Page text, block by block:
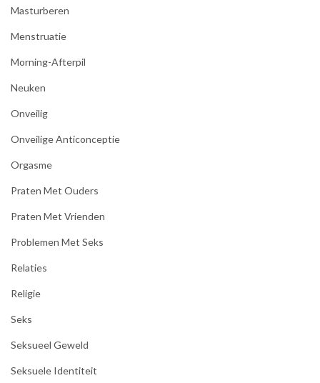
Masturberen
Menstruatie
Morning-Afterpil
Neuken
Onveilig
Onveilige Anticonceptie
Orgasme
Praten Met Ouders
Praten Met Vrienden
Problemen Met Seks
Relaties
Religie
Seks
Seksueel Geweld
Seksuele Identiteit